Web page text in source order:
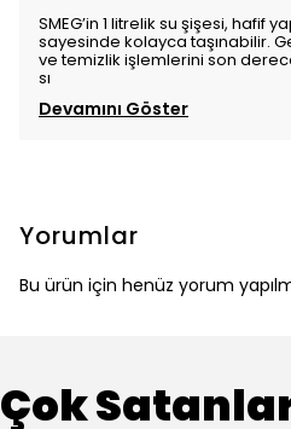
SMEG’in 1 litrelik su şişesi, hafif
sayesinde kolayca taşınabilir.
ve temizlik işlemlerini son
sı
Devamını Göster
Yorumlar
Bu ürün için henüz yorum
Çok